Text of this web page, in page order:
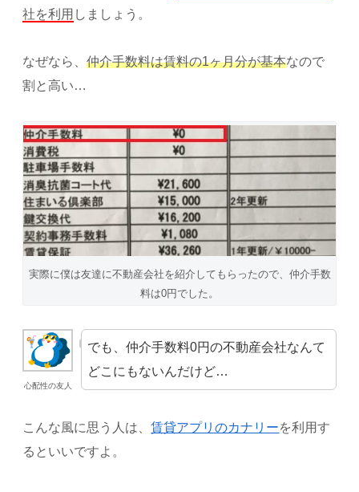
社を利用 しましょう。
なぜなら、仲介手数料は賃料の1ヶ月分が基本なので
割と高い…
実際に僕は友達に不動産会社を紹介してもらったので、仲介手数
料は0円でした。
心配性の友人
でも、仲介手数料0円の不動産会社なんて
どこにもないんだけど…
こんな風に思う人は、賃貸アプリのカナリーを利用す
るといいですよ。